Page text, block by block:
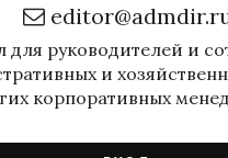
для руководителей и
и
корпоративных